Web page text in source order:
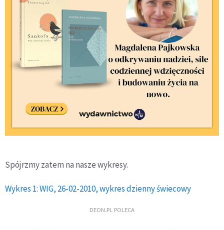
Spójrzmy zatem na nasze wykresy.
Wykres 1: WIG, 26-02-2010, wykres dzienny świecowy
DEON.PL POLECA